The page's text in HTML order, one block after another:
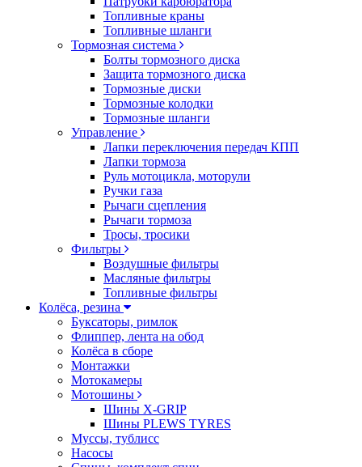
Топливные краны
Топливные шланги
Тормозная система
Болты тормозного диска
Защита тормозного диска
Тормозные диски
Тормозные колодки
Тормозные шланги
Управление
Лапки переключения передач КПП
Лапки тормоза
Руль мотоцикла, моторули
Ручки газа
Рычаги сцепления
Рычаги тормоза
Тросы, тросики
Фильтры
Воздушные фильтры
Масляные фильтры
Топливные фильтры
Колёса, резина
Буксаторы, римлок
Флиппер, лента на обод
Колёса в сборе
Монтажки
Мотокамеры
Мотошины
Шины X-GRIP
Шины PLEWS TYRES
Муссы, тублисс
Насосы